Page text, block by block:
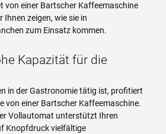
von einer Bartscher Kaffeemaschine
zeigen, wie sie in
zum Einsatz kommen.
Kapazität für die
in der Gastronomie tätig ist, profitiert
von einer Bartscher Kaffeemaschine.
Vollautomat unterstützt Ihren
Knopfdruck vielfältige